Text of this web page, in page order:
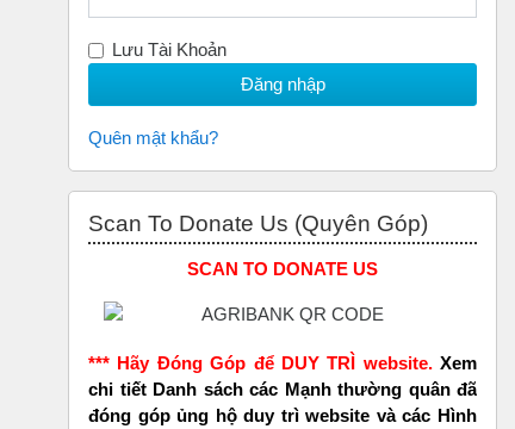
Lưu Tài Khoản
Quên mật khẩu?
Scan To Donate Us (Quyên Góp)
SCAN TO DONATE US
*** Hãy Đóng Góp để DUY TRÌ website. Xem
chi tiết Danh sách các Mạnh thường quân đã
đóng góp ủng hộ duy trì website và các Hình